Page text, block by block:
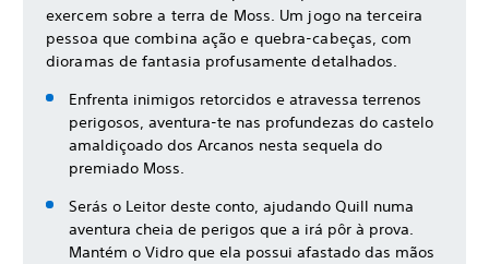
exercem sobre a terra de Moss. Um jogo na terceira
pessoa que combina ação e quebra-cabeças, com
dioramas de fantasia profusamente detalhados.
Enfrenta inimigos retorcidos e atravessa terrenos
perigosos, aventura-te nas profundezas do castelo
amaldiçoado dos Arcanos nesta sequela do
premiado Moss.
Serás o Leitor deste conto, ajudando Quill numa
aventura cheia de perigos que a irá pôr à prova.
Mantém o Vidro que ela possui afastado das mãos